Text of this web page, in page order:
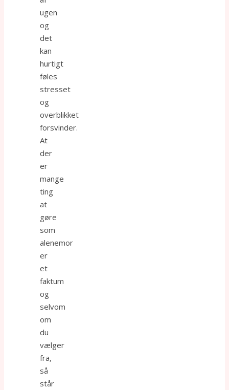
ugen
og
det
kan
hurtigt
føles
stresset
og
overblikket
forsvinder.
At
der
er
mange
ting
at
gøre
som
alenemor
er
et
faktum
og
selvom
om
du
vælger
fra,
så
står